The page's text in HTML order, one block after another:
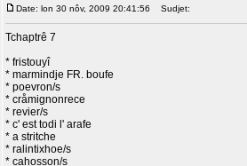
Date: lon 30 nôv, 2009 20:41:56 Sudjet:
Tchaptrê 7
* fristouyî
* marmindje FR. boufe
* poevron/s
* cråmignonrece
* revier/s
* c' est todi l' arafe
* a stritche
* ralintixhoe/s
* cahosson/s